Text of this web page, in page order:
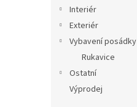
Interiér
Exteriér
Vybavení posádky
Rukavice
Ostatní
Výprodej